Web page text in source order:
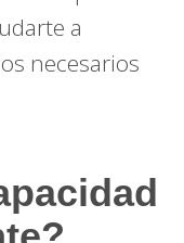
a
necesarios